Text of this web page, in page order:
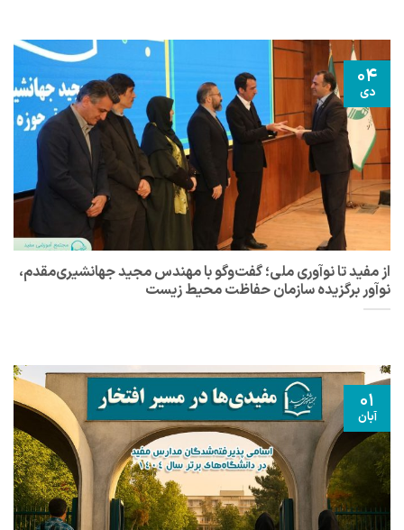
از مفید تا نوآوری ملی؛ گفت‌وگو با مهندس مجید جهانشیری‌مقدم،
نوآور برگزیده سازمان حفاظت محیط زیست
04
دی
01
آبان